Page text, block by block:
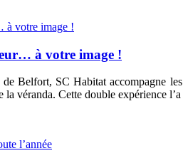
à votre image !
Belfort, SC Habitat accompagne
la véranda. Cette double expérience